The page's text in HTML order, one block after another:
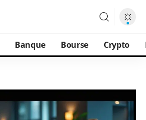
Banque Bourse Crypto